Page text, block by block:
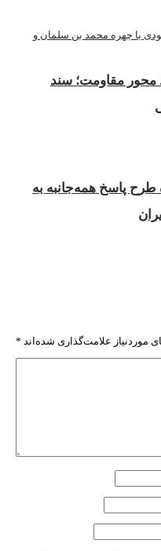
مقاومت؛ سند
طرح پاسخ همه‌جانبه به
موردنیاز علامت‌گذاری شده‌اند *